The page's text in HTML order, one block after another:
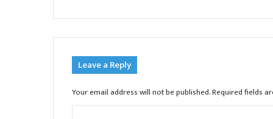
Leave a Reply
Your email address will not be published.Required fields